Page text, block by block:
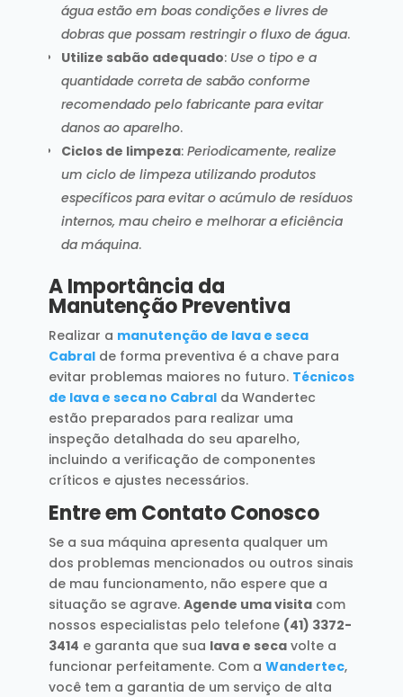
água estão em boas condições e livres de
dobras que possam restringir o fluxo de água.
Utilize sabão adequado: Use o tipo e a
quantidade correta de sabão conforme
recomendado pelo fabricante para evitar
danos ao aparelho.
Ciclos de limpeza: Periodicamente, realize
um ciclo de limpeza utilizando produtos
específicos para evitar o acúmulo de resíduos
internos, mau cheiro e melhorar a eficiência
da máquina.
A Importância da
Manutenção Preventiva
Realizar a manutenção de lava e seca
Cabralde forma preventiva é a chave para
evitar problemas maiores no futuro. Técnicos
de lava e seca no Cabralda Wandertec
estão preparados para realizar uma
inspeção detalhada do seu aparelho,
incluindo a verificação de componentes
críticos e ajustes necessários.
Entre em Contato Conosco
Se a sua máquina apresenta qualquer um
dos problemas mencionados ou outros sinais
de mau funcionamento, não espere que a
situação se agrave. Agende uma visitacom
nossos especialistas pelo telefone (41) 3372-
3414 e garanta que sua lava e secavolte a
funcionar perfeitamente. Com a Wandertec,
você tem a garantia de um serviço de alta